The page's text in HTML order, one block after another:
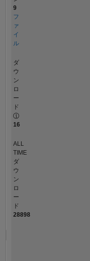
9
フ
ァ
イ
ル
ダ
ウ
ン
ロ
ー
ド
16
ALL
TIME
ダ
ウ
ン
ロ
ー
ド
28898